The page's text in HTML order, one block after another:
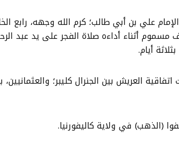
تعرض الإمام علي بن أبي طالب؛ كرم الله وجهه، رابع
مسموم أثناء أداءه صلاة الفجر على يد عبد
أيام.
1800 وقعت اتفاقية العريش بين الجنرال كليبر؛